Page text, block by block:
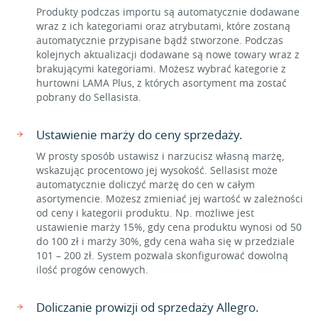
Produkty podczas importu są automatycznie dodawane
wraz z ich kategoriami oraz atrybutami, które zostaną
automatycznie przypisane bądź stworzone. Podczas
kolejnych aktualizacji dodawane są nowe towary wraz z
brakującymi kategoriami. Możesz wybrać kategorie z
hurtowni LAMA Plus, z których asortyment ma zostać
pobrany do Sellasista.
Ustawienie marży do ceny sprzedaży.
W prosty sposób ustawisz i narzucisz własną marżę,
wskazując procentowo jej wysokość. Sellasist może
automatycznie doliczyć marżę do cen w całym
asortymencie. Możesz zmieniać jej wartość w zależności
od ceny i kategorii produktu. Np. możliwe jest
ustawienie marży 15%, gdy cena produktu wynosi od 50
do 100 zł i marży 30%, gdy cena waha się w przedziale
101 – 200 zł. System pozwala skonfigurować dowolną
ilość progów cenowych.
Doliczanie prowizji od sprzedaży Allegro.